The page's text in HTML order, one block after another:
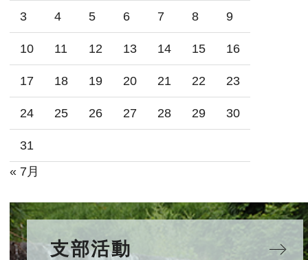
3 4 5 6 7 8 9
10 11 12 13 14 15 16
17 18 19 20 21 22 23
24 25 26 27 28 29 30
31
« 7月
支部活動